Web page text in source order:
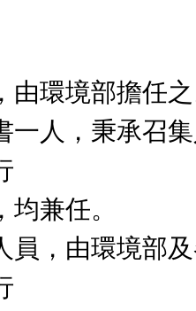
由環境部擔任
一人，秉承召
兼任。
員，由環境部